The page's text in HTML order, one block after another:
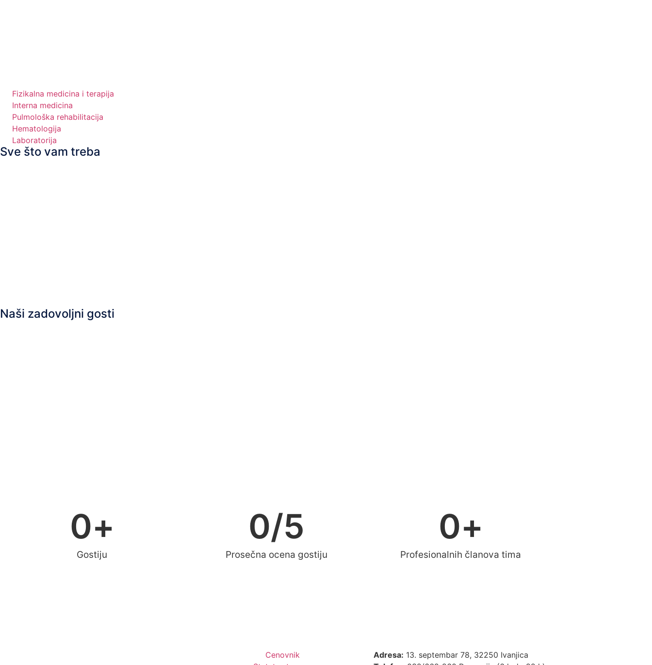
Fizikalna medicina i terapija
Interna medicina
Pulmološka rehabilitacija
Hematologija
Laboratorija
Sve što vam treba
Naši zadovoljni gosti
Gostiju
0+
Prosečna ocena gostiju
0/5
Profesionalnih članova tima
0+
Cenovnik
Adresa: 13. septembar 78, 32250 Ivanjica